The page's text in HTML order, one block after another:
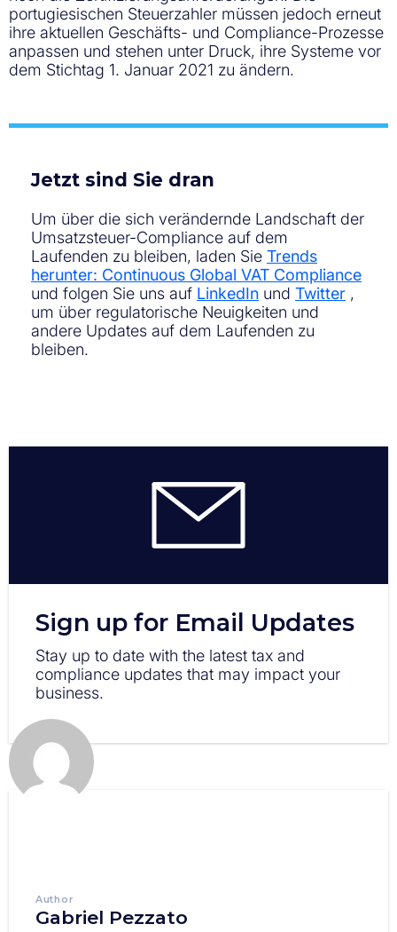
portugiesischen Steuerzahler müssen jedoch erneut
ihre aktuellen Geschäfts- und Compliance-Prozesse
anpassen und stehen unter Druck, ihre Systeme vor
dem Stichtag 1. Januar 2021 zu ändern.
Jetzt sind Sie dran
Um über die sich verändernde Landschaft der
Umsatzsteuer-Compliance auf dem
Laufenden zu bleiben, laden Sie Trends
herunter: Continuous Global VAT Compliance
und folgen Sie uns auf LinkedIn und Twitter ,
um über regulatorische Neuigkeiten und
andere Updates auf dem Laufenden zu
bleiben.
Sign up for Email Updates
Stay up to date with the latest tax and
compliance updates that may impact your
business.
Author
Gabriel Pezzato